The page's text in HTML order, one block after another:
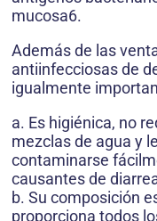
mucosa6.
Además de las
antiinfecciosas de
igualmente
a. Es higiénica, no
mezclas de agua y
contaminarse
causantes de
b. Su composición
proporciona todos